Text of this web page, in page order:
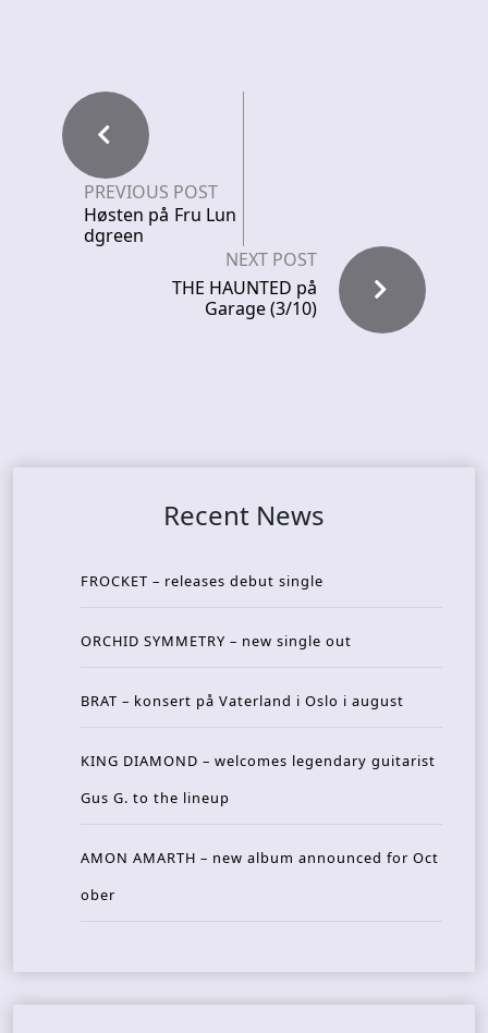
PREVIOUS POST
Høsten på Fru Lun
dgreen
NEXT POST
THE HAUNTED på
Garage (3/10)
Recent News
FROCKET – releases debut single
ORCHID SYMMETRY – new single out
BRAT – konsert på Vaterland i Oslo i august
KING DIAMOND – welcomes legendary guitarist
Gus G. to the lineup
AMON AMARTH – new album announced for Oct
ober